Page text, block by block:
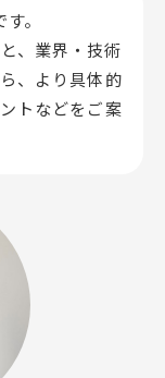
。
、業界・技術
、 より具体的
トなどをご案